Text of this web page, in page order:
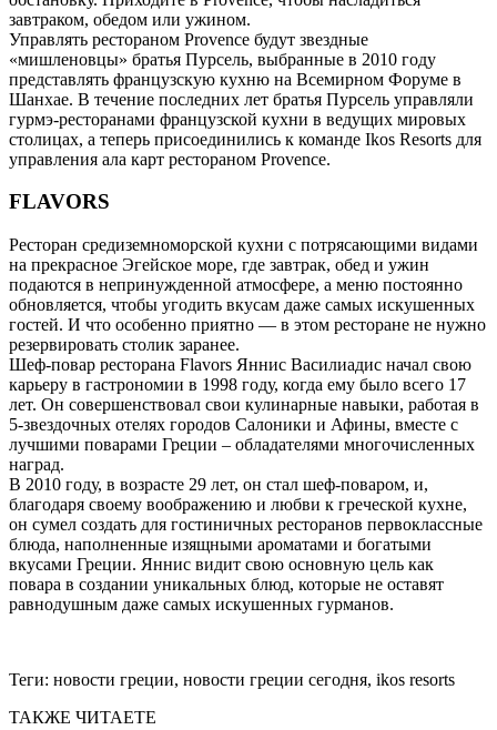
завтраком, обедом или ужином.
Управлять рестораном Provence будут звездные
«мишленовцы» братья Пурсель, выбранные в 2010 году
представлять французскую кухню на Всемирном Форуме в
Шанхае. В течение последних лет братья Пурсель управляли
гурмэ-ресторанами французской кухни в ведущих мировых
столицах, а теперь присоединились к команде Ikos Resorts для
управления ала карт рестораном Provence.
FLAVORS
Ресторан средиземноморской кухни с потрясающими видами
на прекрасное Эгейское море, где завтрак, обед и ужин
подаются в непринужденной атмосфере, а меню постоянно
обновляется, чтобы угодить вкусам даже самых искушенных
гостей. И что особенно приятно — в этом ресторане не нужно
резервировать столик заранее.
Шеф-повар ресторана Flavors Яннис Василиадис начал свою
карьеру в гастрономии в 1998 году, когда ему было всего 17
лет. Он совершенствовал свои кулинарные навыки, работая в
5-звездочных отелях городов Салоники и Афины, вместе с
лучшими поварами Греции – обладателями многочисленных
наград.
В 2010 году, в возрасте 29 лет, он стал шеф-поваром, и,
благодаря своему воображению и любви к греческой кухне,
он сумел создать для гостиничных ресторанов первоклассные
блюда, наполненные изящными ароматами и богатыми
вкусами Греции. Яннис видит свою основную цель как
повара в создании уникальных блюд, которые не оставят
равнодушным даже самых искушенных гурманов.
Теги: новости греции, новости греции сегодня, ikos resorts
ТАКЖЕ ЧИТАЕТЕ